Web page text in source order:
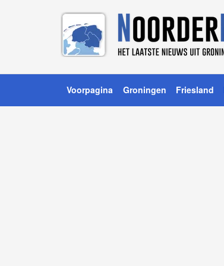
Voorpagina Groningen Friesland